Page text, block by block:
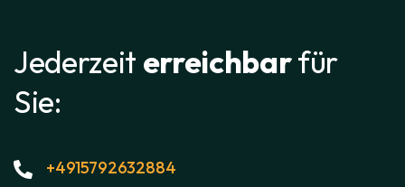
Jederzeit erreichbarfür
Sie:
+4915792632884